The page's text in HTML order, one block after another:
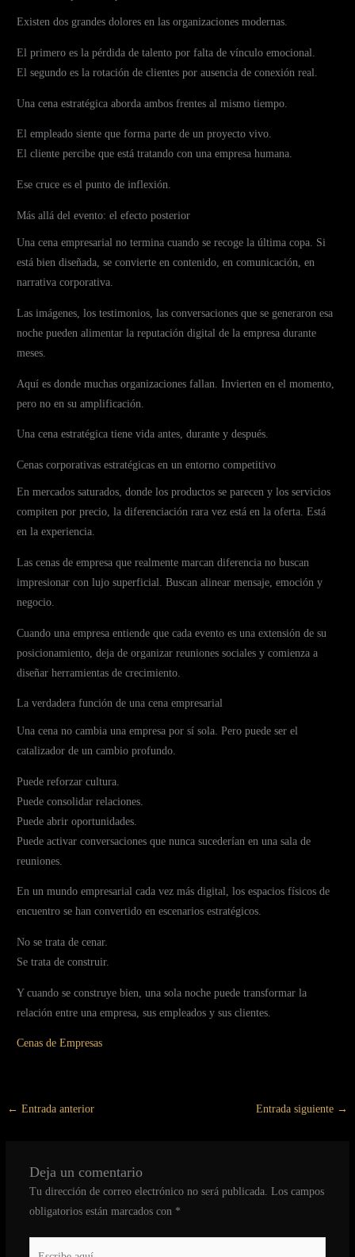
Existen dos grandes dolores en las organizaciones modernas.
El primero es la pérdida de talento por falta de vínculo emocional.
El segundo es la rotación de clientes por ausencia de conexión real.
Una cena estratégica aborda ambos frentes al mismo tiempo.
El empleado siente que forma parte de un proyecto vivo.
El cliente percibe que está tratando con una empresa humana.
Ese cruce es el punto de inflexión.
Más allá del evento: el efecto posterior
Una cena empresarial no termina cuando se recoge la última copa. Si
está bien diseñada, se convierte en contenido, en comunicación, en
narrativa corporativa.
Las imágenes, los testimonios, las conversaciones que se generaron esa
noche pueden alimentar la reputación digital de la empresa durante
meses.
Aquí es donde muchas organizaciones fallan. Invierten en el momento,
pero no en su amplificación.
Una cena estratégica tiene vida antes, durante y después.
Cenas corporativas estratégicas en un entorno competitivo
En mercados saturados, donde los productos se parecen y los servicios
compiten por precio, la diferenciación rara vez está en la oferta. Está
en la experiencia.
Las cenas de empresa que realmente marcan diferencia no buscan
impresionar con lujo superficial. Buscan alinear mensaje, emoción y
negocio.
Cuando una empresa entiende que cada evento es una extensión de su
posicionamiento, deja de organizar reuniones sociales y comienza a
diseñar herramientas de crecimiento.
La verdadera función de una cena empresarial
Una cena no cambia una empresa por sí sola. Pero puede ser el
catalizador de un cambio profundo.
Puede reforzar cultura.
Puede consolidar relaciones.
Puede abrir oportunidades.
Puede activar conversaciones que nunca sucederían en una sala de
reuniones.
En un mundo empresarial cada vez más digital, los espacios físicos de
encuentro se han convertido en escenarios estratégicos.
No se trata de cenar.
Se trata de construir.
Y cuando se construye bien, una sola noche puede transformar la
relación entre una empresa, sus empleados y sus clientes.
Cenas de Empresas
← Entrada anterior Entrada siguiente →
Deja un comentario
Tu dirección de correo electrónico no será publicada. Los campos
obligatorios están marcados con *